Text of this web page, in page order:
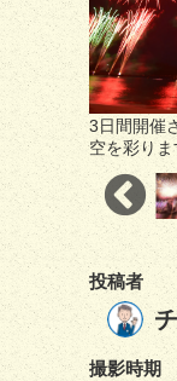
3日間開催
空を彩りま
投稿者
撮影時期